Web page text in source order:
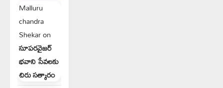
Malluru
chandra
Shekaron
సూపరవైజర్
భవాని సేవలకు
చిరు సత్కారం